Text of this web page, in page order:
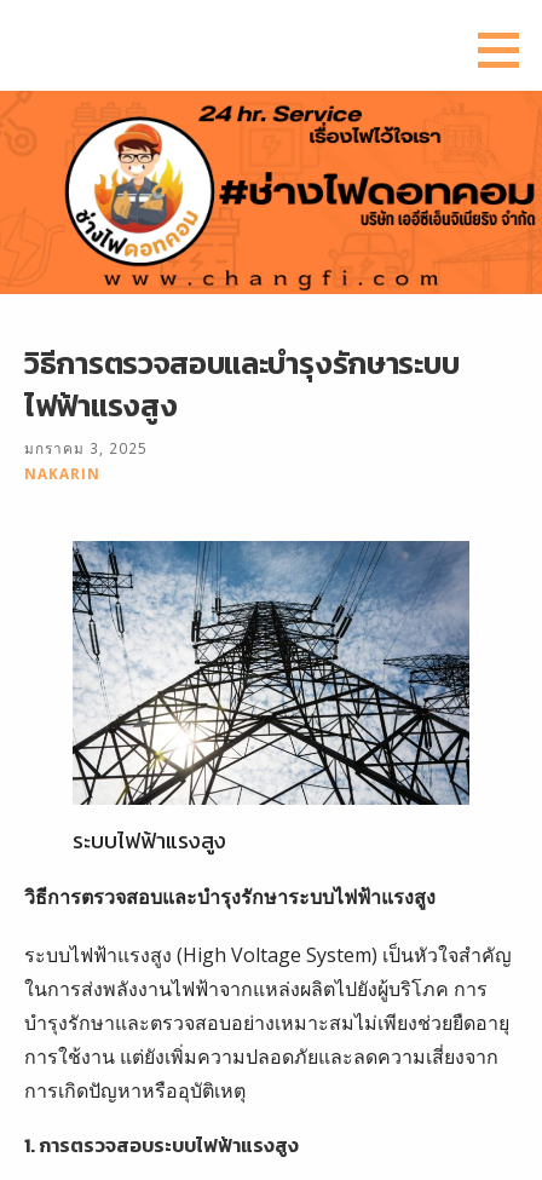
ยัง
เนื้อหา
วิธีการตรวจสอบและบำรุงรักษาระบบ
ไฟฟ้าแรงสูง
มกราคม 3, 2025
NAKARIN
ระบบไฟฟ้าแรงสูง
วิธีการตรวจสอบและบำรุงรักษาระบบไฟฟ้าแรงสูง
ระบบไฟฟ้าแรงสูง (High Voltage System) เป็นหัวใจสำคัญ
ในการส่งพลังงานไฟฟ้าจากแหล่งผลิตไปยังผู้บริโภค การ
บำรุงรักษาและตรวจสอบอย่างเหมาะสมไม่เพียงช่วยยืดอายุ
การใช้งาน แต่ยังเพิ่มความปลอดภัยและลดความเสี่ยงจาก
การเกิดปัญหาหรืออุบัติเหตุ
1. การตรวจสอบระบบไฟฟ้าแรงสูง